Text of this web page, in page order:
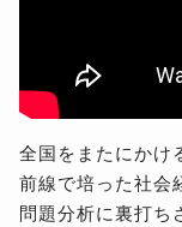
全国をまたにかけ
前線で培った社会
問題分析に裏打ち